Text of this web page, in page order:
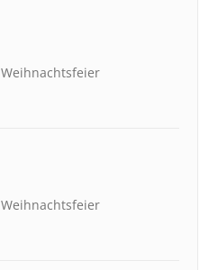
Weihnachtsfeier
Weihnachtsfeier